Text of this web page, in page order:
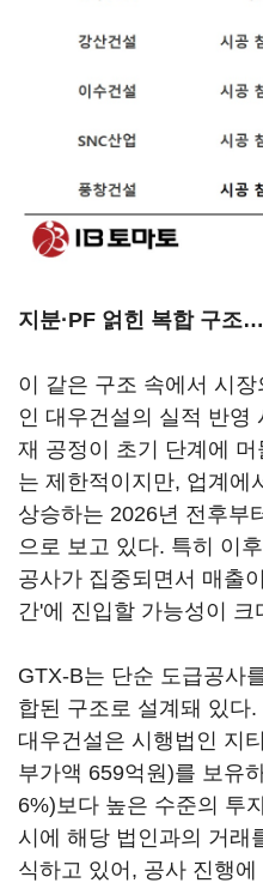
지분·PF 얽힌 복합 구조
이 같은 구조 속에서 시
인 대우건설의 실적 반영
재 공정이 초기 단계에
는 제한적이지만, 업계에
상승하는 2026년 전후부
으로 보고 있다. 특히 이
공사가 집중되면서 매출
간'에 진입할 가능성이 크
GTX-B는 단순 도급공사
합된 구조로 설계돼 있다
대우건설은 시행법인 지
부가액 659억원)를 보유
6%)보다 높은 수준의 투
시에 해당 법인과의 거래
식하고 있어, 공사 진행에